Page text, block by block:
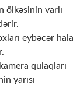
ölkəsinin varlı
eybəcər hala
qulaqları
yarısı